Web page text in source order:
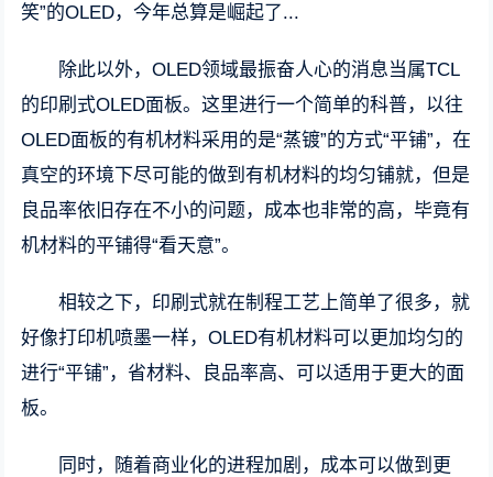
笑”的OLED，今年总算是崛起了...
除此以外，OLED领域最振奋人心的消息当属TCL
的印刷式OLED面板。这里进行一个简单的科普，以往
OLED面板的有机材料采用的是“蒸镀”的方式“平铺”，在
真空的环境下尽可能的做到有机材料的均匀铺就，但是
良品率依旧存在不小的问题，成本也非常的高，毕竟有
机材料的平铺得“看天意”。
相较之下，印刷式就在制程工艺上简单了很多，就
好像打印机喷墨一样，OLED有机材料可以更加均匀的
进行“平铺”，省材料、良品率高、可以适用于更大的面
板。
同时，随着商业化的进程加剧，成本可以做到更